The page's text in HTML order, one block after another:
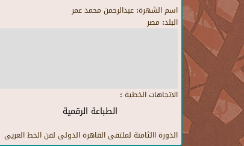
اسم الشهرة: عبدالرحمن محمد عمر
البلد: مصر
الاتجاهات الخطية :
الطباعة الرقمية
الدورة االثامنة لملتقى القاهرة الدولى لفن الخط العريى